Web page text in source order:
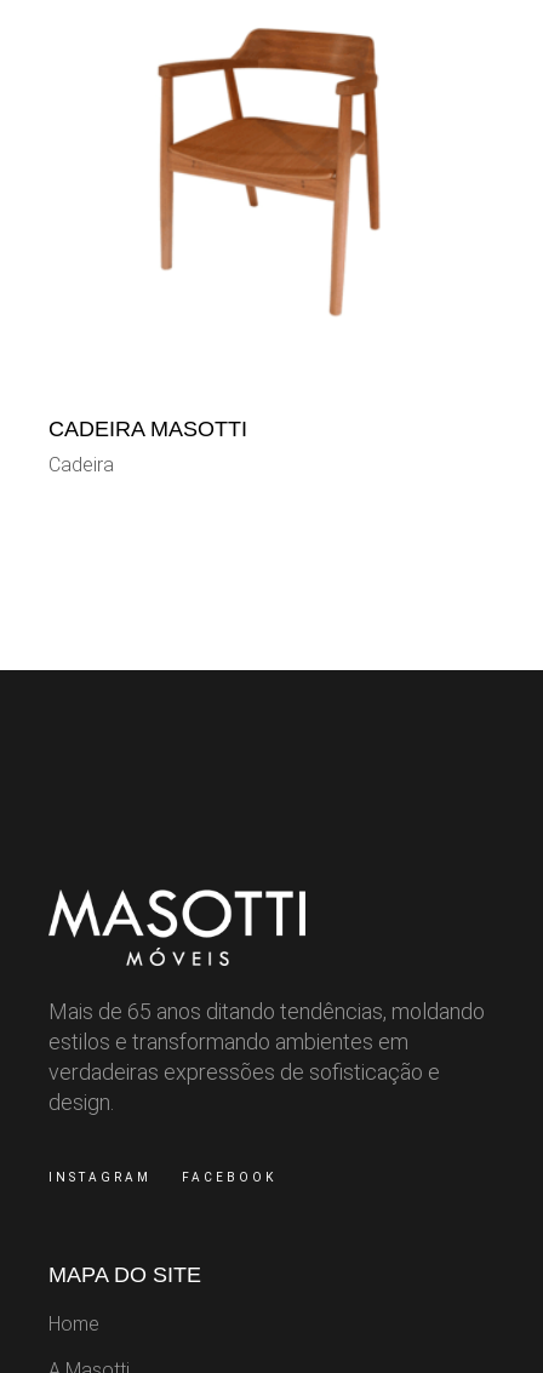
CADEIRA MASOTTI
Cadeira
Mais de 65 anos ditando tendências, moldando
estilos e transformando ambientes em
verdadeiras expressões de sofisticação e
design.
INSTAGRAM FACEBOOK
MAPA DO SITE
Home